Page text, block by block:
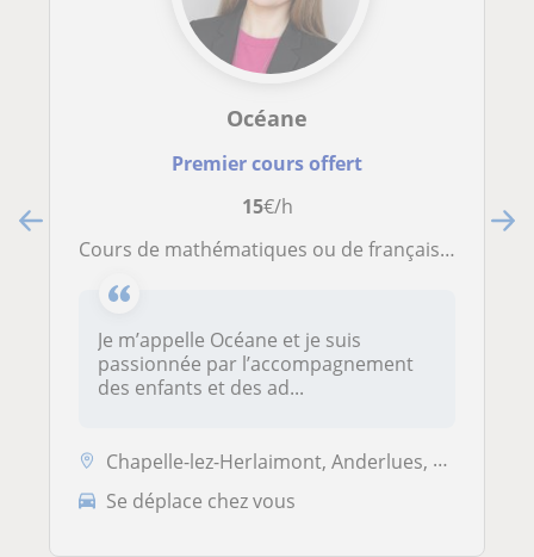
Océane
Premier cours offert
15€/h
Cours de mathématiques ou de français pour enfants ou adolescents
Je m’appelle Océane et je suis
passionnée par l’accompagnement
des enfants et des ad...
Chapelle-lez-Herlaimont, Anderlues, Courcelles, Fontaine-l’Évêque, La ...
Se déplace chez vous